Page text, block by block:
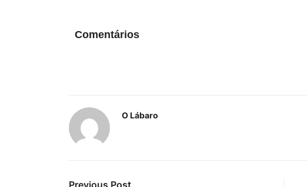
Comentários
O Lábaro
Previous Post